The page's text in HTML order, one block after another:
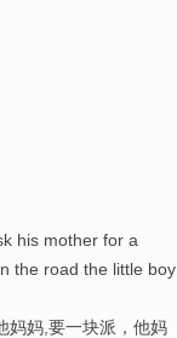
his mother for a
the road the little boy
妈妈,要一块派，他妈